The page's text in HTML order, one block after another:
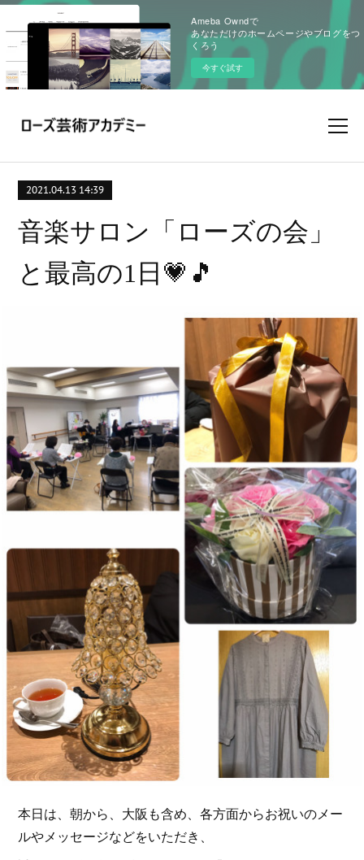
Ameba Owndで
あなただけのホームページやブログをつ
くろう
今すぐ試す
2021.04.13 14:39
音楽サロン「ローズの会」
と最高の1日💗🎵
本日は、朝から、大阪も含め、各方面からお祝いのメー
ルやメッセージなどをいただき、